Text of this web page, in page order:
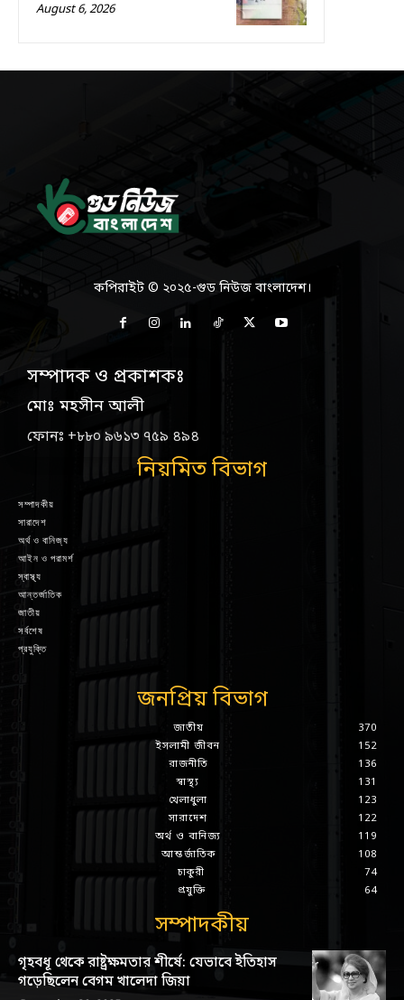
August 6, 2026
কপিরাইট © ২০২৫-গুড নিউজ বাংলাদেশ।
সম্পাদক ও প্রকাশকঃ
মোঃ মহসীন আলী
ফোনঃ +৮৮০ ৯৬১৩ ৭৫৯ ৪৯৪
নিয়মিত বিভাগ
সম্পাদকীয়
সারাদেশ
অর্থ ও বানিজ্য
আইন ও পরামর্শ
স্বাস্থ্য
আন্তর্জাতিক
জাতীয়
সর্বশেষ
প্রযুক্তি
জনপ্রিয় বিভাগ
জাতীয়
370
ইসলামী জীবন
152
রাজনীতি
136
স্বাস্থ্য
131
খেলাধুলা
123
সারাদেশ
122
অর্থ ও বানিজ্য
119
আন্তর্জাতিক
108
চাকুরী
74
প্রযুক্তি
64
সম্পাদকীয়
গৃহবধূ থেকে রাষ্ট্রক্ষমতার শীর্ষে: যেভাবে ইতিহাস
গড়েছিলেন বেগম খালেদা জিয়া